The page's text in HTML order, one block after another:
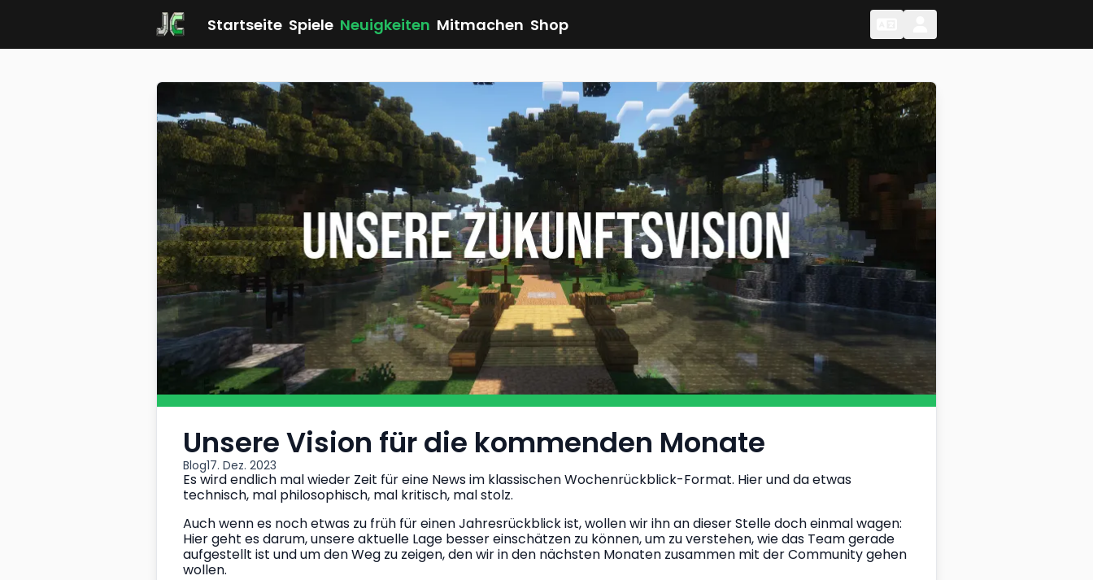
Startseite Spiele Neuigkeiten Mitmachen Shop
Unsere Vision für die kommenden Monate
Blog17. Dez. 2023
Es wird endlich mal wieder Zeit für eine News im klassischen Wochenrückblick-Format. Hier und da etwas
technisch, mal philosophisch, mal kritisch, mal stolz.
Auch wenn es noch etwas zu früh für einen Jahresrückblick ist, wollen wir ihn an dieser Stelle doch einmal wagen:
Hier geht es darum, unsere aktuelle Lage besser einschätzen zu können, um zu verstehen, wie das Team gerade
aufgestellt ist und um den Weg zu zeigen, den wir in den nächsten Monaten zusammen mit der Community gehen
wollen.